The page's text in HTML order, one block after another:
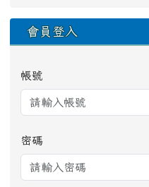
會員登入
帳號
密碼